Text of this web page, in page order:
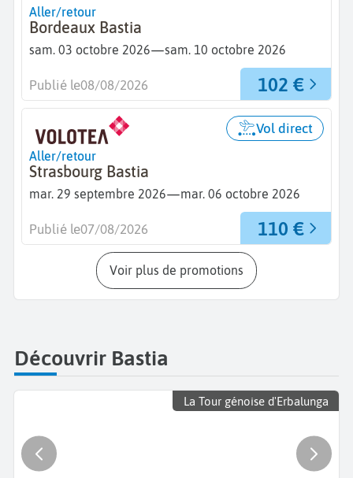
Aller/retour
Bordeaux Bastia
sam. 03 octobre 2026—sam. 10 octobre 2026
102 €
Publié le08/08/2026
Aller/retour
Strasbourg Bastia
mar. 29 septembre 2026—mar. 06 octobre 2026
Vol direct
110 €
Publié le07/08/2026
Voir plus de promotions
Découvrir Bastia
La Tour génoise d'Erbalunga